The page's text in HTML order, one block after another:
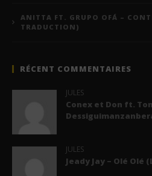
ANITTA FT. GRUPO OFÁ –
TRADUCTION)
RÉCENT COMMENTAIRES
JULES
Conex et Don ft.
JULES
Jeady Jay – Olé Olé